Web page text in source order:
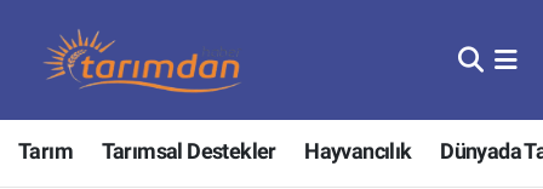
Tarım Tarımsal Destekler Hayvancılık Dünyada
Tarım
Hayvancılık
Nöbetçi Eczaneler
Hava Durumu